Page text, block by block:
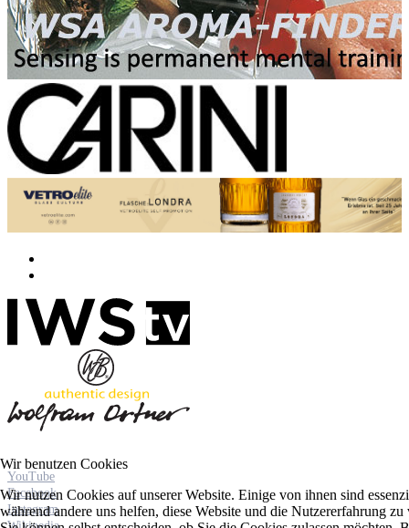
YouTube
Facebook
Instagram
Wir benutzen Cookies
Wir nutzen Cookies auf unserer Website. Einige von ihnen sind
während andere uns helfen, diese Website und die Nutzererfahrung